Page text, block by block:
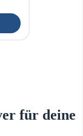
für deine